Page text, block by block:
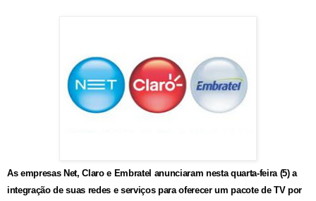
As empresas Net, Claro e Embratel anunciaram nesta quarta-feira (5) a
integração de suas redes e serviços para oferecer um pacote de TV por